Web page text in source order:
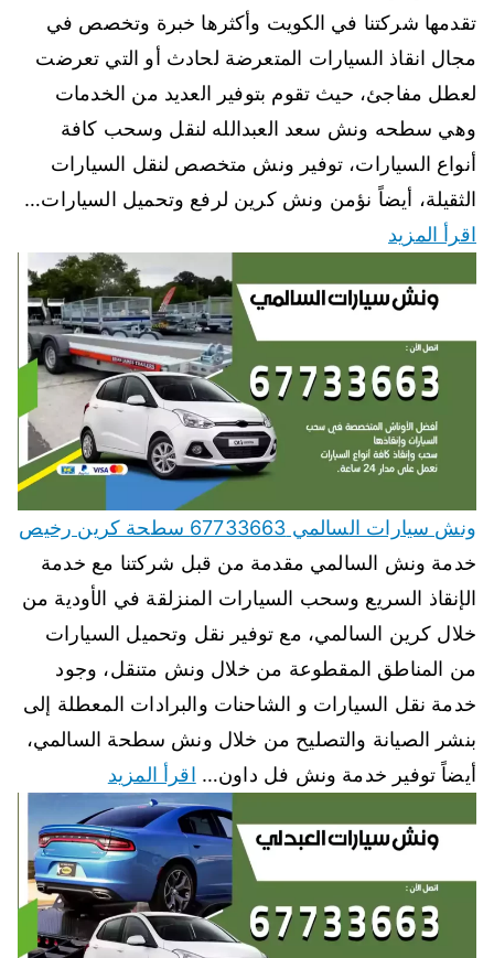
تقدمها شركتنا في الكويت وأكثرها خبرة وتخصص في
مجال انقاذ السيارات المتعرضة لحادث أو التي تعرضت
لعطل مفاجئ، حيث تقوم بتوفير العديد من الخدمات
وهي سطحه ونش سعد العبدالله لنقل وسحب كافة
أنواع السيارات، توفير ونش متخصص لنقل السيارات
الثقيلة، أيضاً نؤمن ونش كرين لرفع وتحميل السيارات…
اقرأ المزيد
ونش سيارات السالمي 67733663 سطحة كرين رخيص
خدمة ونش السالمي مقدمة من قبل شركتنا مع خدمة
الإنقاذ السريع وسحب السيارات المنزلقة في الأودية من
خلال كرين السالمي، مع توفير نقل وتحميل السيارات
من المناطق المقطوعة من خلال ونش متنقل، وجود
خدمة نقل السيارات و الشاحنات والبرادات المعطلة إلى
بنشر الصيانة والتصليح من خلال ونش سطحة السالمي،
أيضاً توفير خدمة ونش فل داون… اقرأ المزيد